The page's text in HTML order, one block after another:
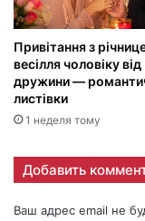
Привітання з
весілля чоловіку від
дружини —
листівки
1 неделя тому
Добавить
Ваш адрес email не